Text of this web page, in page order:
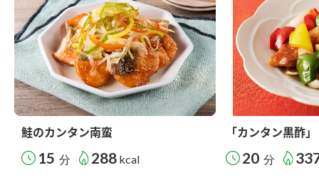
鮭のカンタン南蛮
15 分 288 kcal
「カンタン黒酢
20 分